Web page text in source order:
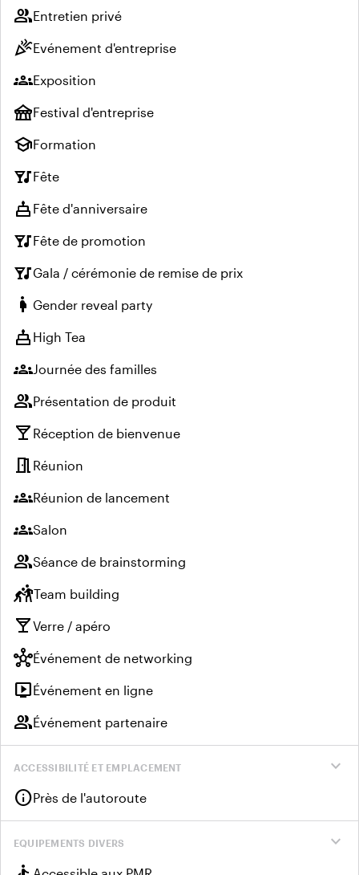
groupEntretien privé
celebrationEvénement d'entreprise
groupsExposition
festivalFestival d'entreprise
schoolFormation
nightlifeFête
cake Fête d'anniversaire
nightlifeFête de promotion
nightlifeGala / cérémonie de remise de prix
pregnant_woman Gender reveal party
cake High Tea
groupsJournée des familles
groupPrésentation de produit
local_bar Réception de bienvenue
meeting_room Réunion
groupsRéunion de lancement
groupsSalon
groupSéance de brainstorming
sports_kabaddiTeam building
local_barVerre / apéro
hubÉvénement de networking
live_tvÉvénement en ligne
groupÉvénement partenaire
expand_more
ACCESSIBILITÉ ET EMPLACEMENT
infoPrès de l'autoroute
expand_more
EQUIPEMENTS DIVERS